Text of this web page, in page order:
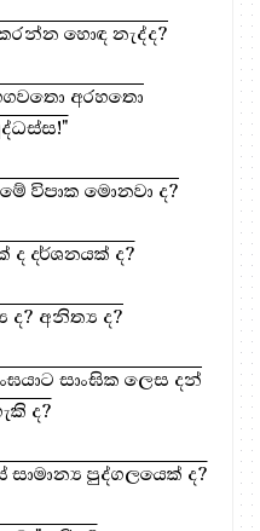
හොඳ නැද්ද?
අරහතො
විපාක මොනවා ද?
ද දර්ශනයක් ද?
ද? අනිත්‍ය ද?
සාංඝික ලෙස දන්
ද?
පුද්ගලයෙක් ද?